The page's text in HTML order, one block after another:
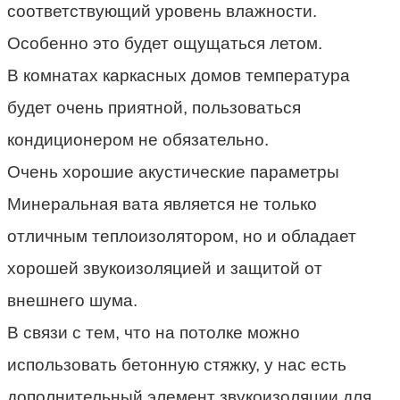
соответствующий уровень влажности.
Особенно это будет ощущаться летом.
В комнатах каркасных домов температура
будет очень приятной, пользоваться
кондиционером не обязательно.
Очень хорошие акустические параметры
Минеральная вата является не только
отличным теплоизолятором, но и обладает
хорошей звукоизоляцией и защитой от
внешнего шума.
В связи с тем, что на потолке можно
использовать бетонную стяжку, у нас есть